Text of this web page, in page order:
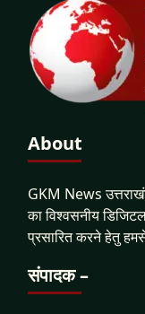
About
GKM News
का विश्वसनीय
प्रसारित करने हेतु
संपादक –